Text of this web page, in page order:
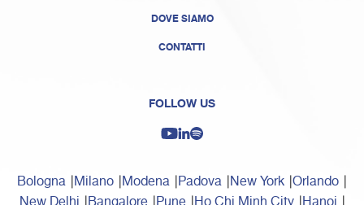
DOVE SIAMO
CONTATTI
FOLLOW US
Bologna Milano Modena Padova New York Orlando